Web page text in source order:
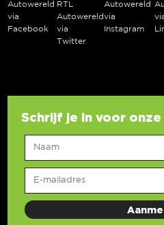
Autowereld
via
Facebook
RTL
Autowereld
via
Twitter
Autowereld
via
Instagram
Schrijf je in voor